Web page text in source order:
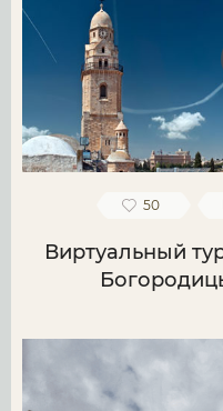
50
Виртуальный